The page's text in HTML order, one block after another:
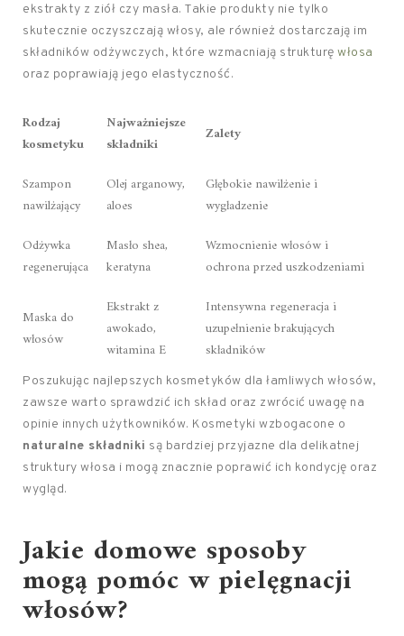
ekstrakty z ziół czy masła. Takie produkty nie tylko
skutecznie oczyszczają włosy, ale również dostarczają im
składników odżywczych, które wzmacniają strukturę włosa
oraz poprawiają jego elastyczność.
Rodzaj
kosmetyku
Najważniejsze
składniki
Zalety
Szampon
nawilżający
Olej arganowy,
aloes
Głębokie nawilżenie i
wygładzenie
Odżywka
regenerująca
Masło shea,
keratyna
Wzmocnienie włosów i
ochrona przed uszkodzeniami
Maska do
włosów
Ekstrakt z
awokado,
witamina E
Intensywna regeneracja i
uzupełnienie brakujących
składników
Poszukując najlepszych kosmetyków dla łamliwych włosów,
zawsze warto sprawdzić ich skład oraz zwrócić uwagę na
opinie innych użytkowników. Kosmetyki wzbogacone o
naturalne składniki są bardziej przyjazne dla delikatnej
struktury włosa i mogą znacznie poprawić ich kondycję oraz
wygląd.
Jakie domowe sposoby
mogą pomóc w pielęgnacji
włosów?